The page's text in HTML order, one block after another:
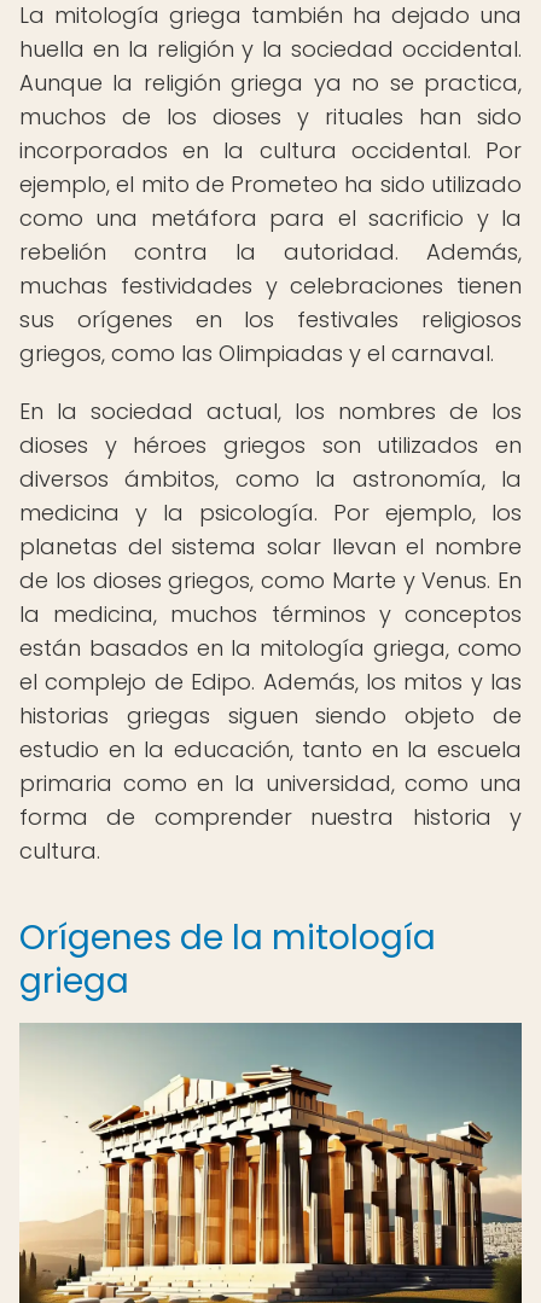
La mitología griega también ha dejado una
huella en la religión y la sociedad occidental.
Aunque la religión griega ya no se practica,
muchos de los dioses y rituales han sido
incorporados en la cultura occidental. Por
ejemplo, el mito de Prometeo ha sido utilizado
como una metáfora para el sacrificio y la
rebelión contra la autoridad. Además,
muchas festividades y celebraciones tienen
sus orígenes en los festivales religiosos
griegos, como las Olimpiadas y el carnaval.
En la sociedad actual, los nombres de los
dioses y héroes griegos son utilizados en
diversos ámbitos, como la astronomía, la
medicina y la psicología. Por ejemplo, los
planetas del sistema solar llevan el nombre
de los dioses griegos, como Marte y Venus. En
la medicina, muchos términos y conceptos
están basados en la mitología griega, como
el complejo de Edipo. Además, los mitos y las
historias griegas siguen siendo objeto de
estudio en la educación, tanto en la escuela
primaria como en la universidad, como una
forma de comprender nuestra historia y
cultura.
Orígenes de la mitología
griega